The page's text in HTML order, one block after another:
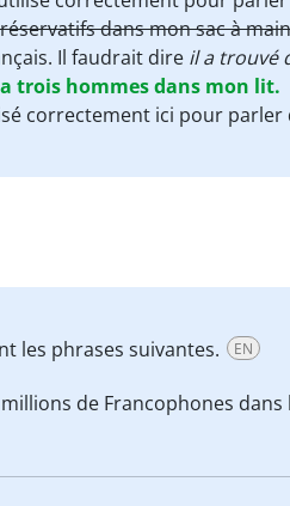
dans mon sac à
Il faudrait dire il a trouvé
trois hommes dans mon lit.
correctement ici pour
les phrases suivantes. EN
de Francophones